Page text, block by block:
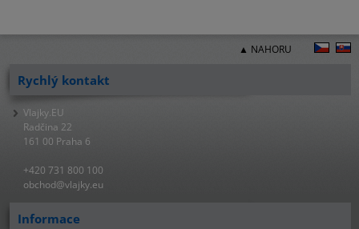
▲ NAHORU
Rychlý kontakt
Vlajky.EU
Radčina 22
161 00 Praha 6
+420 731 800 100
obchod@vlajky.eu
Informace